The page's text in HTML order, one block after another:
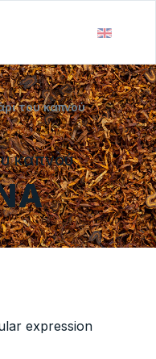
καπνού
του καπνού
expression